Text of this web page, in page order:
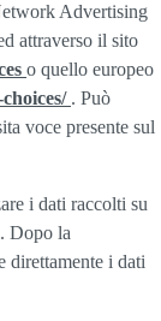
Advertising
attraverso il sito
o quello europeo
. Può
voce presente sul
i dati raccolti su
Dopo la
direttamente i dati